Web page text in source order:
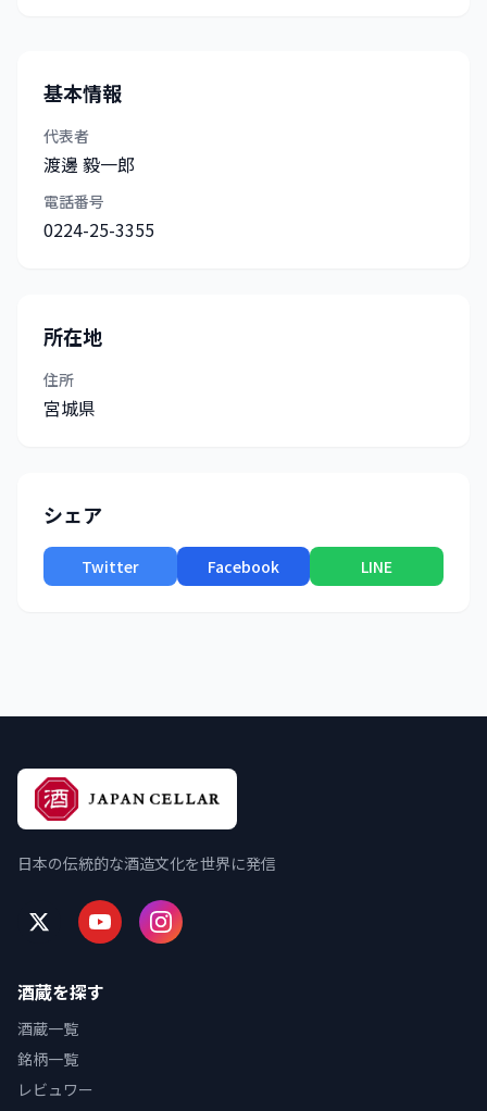
基本情報
代表者
渡邊 毅一郎
電話番号
0224-25-3355
所在地
住所
宮城県
シェア
Twitter Facebook LINE
日本の伝統的な酒造文化を世界に発信
酒蔵を探す
酒蔵一覧
銘柄一覧
レビュワー